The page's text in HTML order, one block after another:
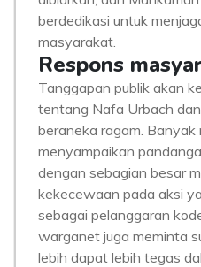
berdedikasi untuk
masyarakat.
Respons
Tanggapan publik akan
tentang Nafa Urbach
beraneka ragam.
menyampaikan
dengan sebagian besar
kekecewaan pada aksi
sebagai pelanggaran
warganet juga meminta
lebih dapat lebih tegas